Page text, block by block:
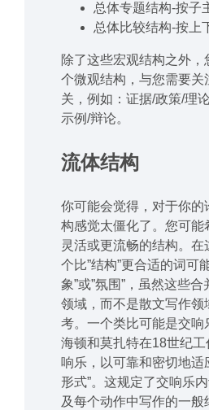
总体专题结构-按子
总体比较结构-按上
除了这些宏观结构之外，
个微观结构，与您需要关
关，例如：证据/政策/理
示例/辩论。
流体结构
你可能会觉得，对于你的
构感觉太僵化了。您可能
灵活或更流畅的结构。在
个比”结构”更合适的词可
象”或”氛围”，虽然这些
领域，而不是散文写作领
考。一个类比可能是交响
海顿和莫扎特在18世纪
响乐，以可靠和密切地适
形式”。这规定了交响乐
及每个动作中写作的一般